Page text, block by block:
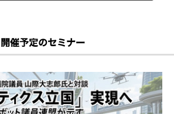
開催予定のセミナー